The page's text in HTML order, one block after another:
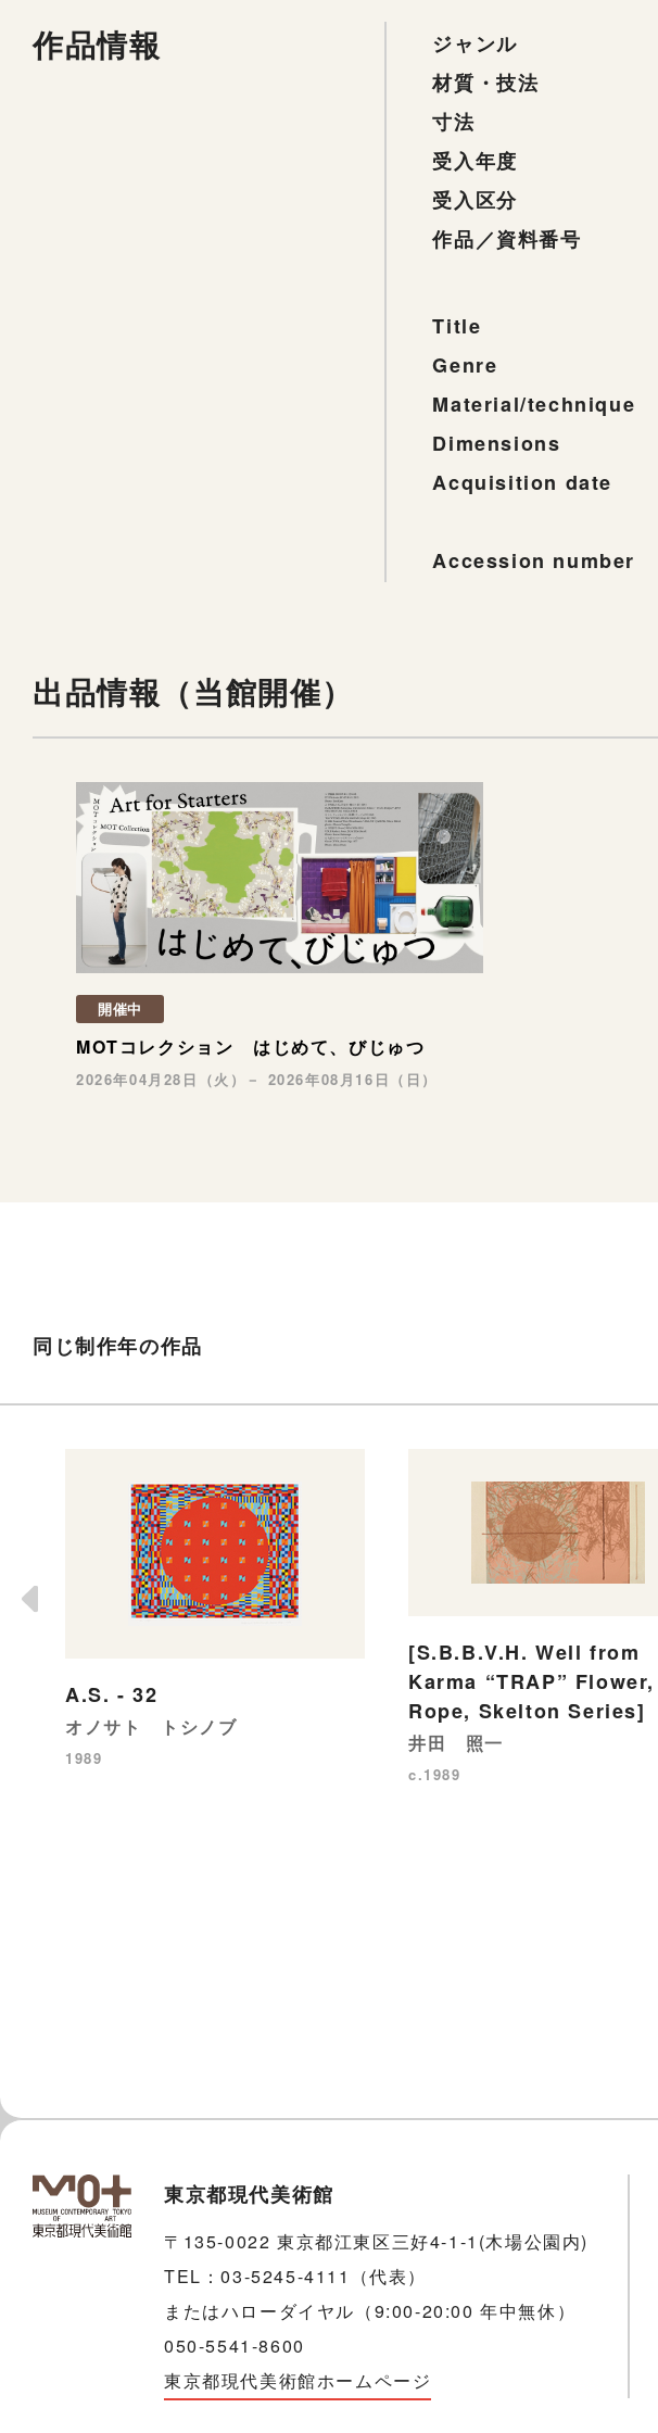
作品情報 ジャンル
材質・技法
寸法
受入年度
受入区分
作品／資料番号
Title
Genre
Material/technique
Dimensions
Acquisition date
Accession number
出品情報（当館開催）
開催中
MOTコレクション はじめて、びじゅつ
2026年04月28日（火）－ 2026年08月16日（日）
同じ制作年の作品
A.S. - 32
オノサト トシノブ
1989
[S.B.B.V.H. Well from
Karma “TRAP” Flower,
Rope, Skelton Series]
井田 照一
c.1989
東京都現代美術館
〒135-0022 東京都江東区三好4-1-1(木場公園内)
TEL：03-5245-4111（代表）
またはハローダイヤル（9:00-20:00 年中無休）
050-5541-8600
東京都現代美術館ホームページ